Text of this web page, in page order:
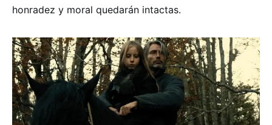
honradez y moral quedarán intactas.